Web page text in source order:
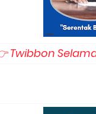
Twibbon